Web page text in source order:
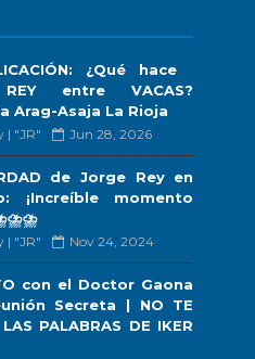
¿Qué hace
REY entre VACAS?
Arag-Asaja La Rioja
| "JR" Jun 28, 2026
de Jorge Rey en
¡Increíble momento
⛈️⛈️⛈️
| "JR" Nov 24, 2024
con el Doctor Gaona
Secreta | NO TE
PALABRAS DE IKER